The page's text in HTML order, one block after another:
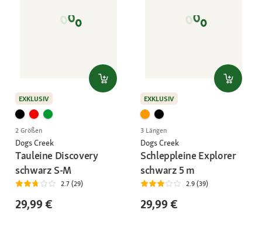
EXKLUSIV
2 Größen
Dogs Creek
Tauleine Discovery
schwarz S-M
2.7 (29)
29,99 €
EXKLUSIV
3 Längen
Dogs Creek
Schleppleine Explorer
schwarz 5 m
2.9 (39)
29,99 €